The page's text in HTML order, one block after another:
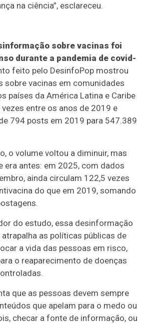
na ciência”, esclareceu.
sobre vacinas foi
durante a pandemia de covid-
feito pelo DesinfoPop mostrou
sobre vacinas em comunidades
países da América Latina e Caribe
entre os anos de 2019 e
794 posts em 2019 para 547.389
o volume voltou a diminuir, mas
era antes: em 2025, com dados
ainda circulam 122,5 vezes
do que em 2019, somando
do estudo, essa desinformação
as políticas públicas de
a vida das pessoas em risco,
o reaparecimento de doenças
que as pessoas devem sempre
que apelam para o medo ou
checar a fonte de informação, ou